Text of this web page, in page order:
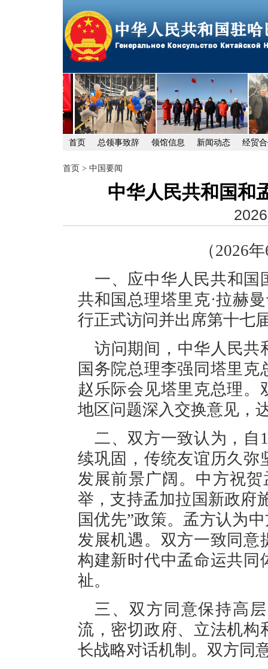
首页 总领事致辞 领馆信息 新闻动态 经贸
首页 > 中国要闻
中华人民共和国和
（2026
一、应中华人民共和国
共和国总理塔里克·拉赫
行正式访问并出席第十七
访问期间，中华人民共
国务院总理李强同塔里
赵乐际会见塔里克总理。
地区问题深入交换意见，
二、双方一致认为，自
续巩固，传统友谊历久弥
发展前景广阔。中方祝
举，支持孟加拉国新政府
国优先”政策。孟方认为
发展机遇。双方一致同意
构建新时代中孟命运共同
祉。
三、双方同意保持高
流，密切政府、立法机构
长战略对话机制。双方同